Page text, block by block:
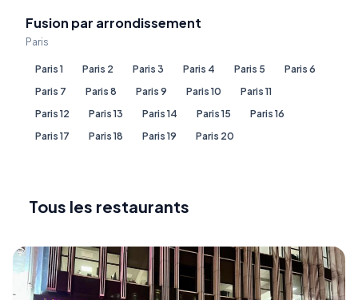
Fusion par arrondissement
Paris
Paris 1 Paris 2 Paris 3 Paris 4 Paris 5
Paris 6
Paris 7
Paris 8 Paris 9 Paris 10
Paris 11
Paris 12
Paris 13 Paris 14 Paris 15
Paris 16
Paris 17
Paris 18 Paris 19 Paris 20
Tous les restaurants